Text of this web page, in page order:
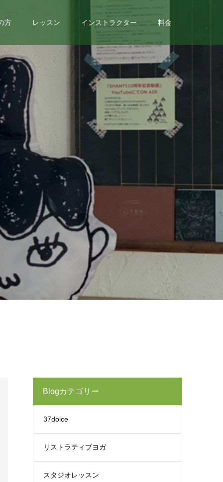
方 レッスン インストラクター 料金
Blogカテゴリー
37dolce
リストラティブヨガ
スタジオレッスン